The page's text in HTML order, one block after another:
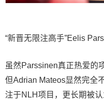
“新晋无限注高手”Eelis
虽然Parssinen真正热爱的
但Adrian Mateos显然完全
注于NLH项目，更长期被